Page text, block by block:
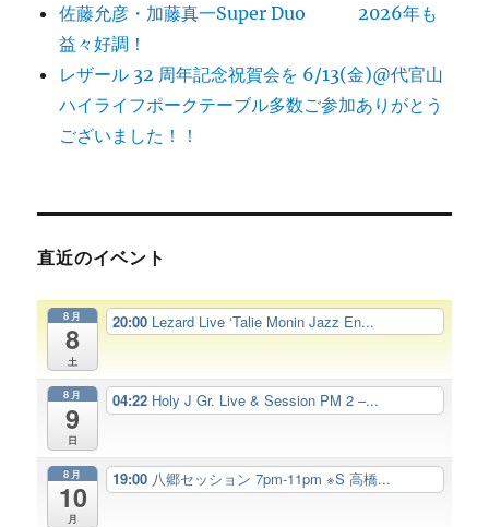
佐藤允彦・加藤真一Super Duo 2026年も
益々好調！
レザール 32 周年記念祝賀会を 6/13(金)@代官山
ハイライフポークテーブル多数ご参加ありがとう
ございました！！
直近のイベント
8月
8
土
20:00 Lezard Live ‘Talie Monin Jazz En...
8月
9
日
04:22 Holy J Gr. Live & Session PM 2 –...
8月
10
月
19:00 八郷セッション 7pm-11pm ※S 高橋...